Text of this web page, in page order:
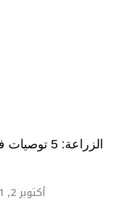
الزراعة:
أكتوبر 2, 2021